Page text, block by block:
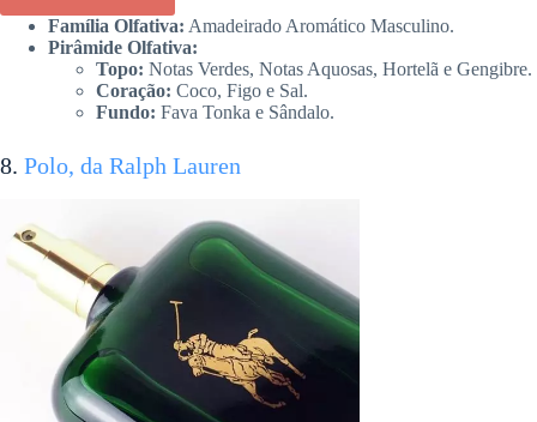
Família Olfativa: Amadeirado Aromático Masculino.
Pirâmide Olfativa:
Topo: Notas Verdes, Notas Aquosas, Hortelã e Gengibre.
Coração: Coco, Figo e Sal.
Fundo: Fava Tonka e Sândalo.
8. Polo, da Ralph Lauren